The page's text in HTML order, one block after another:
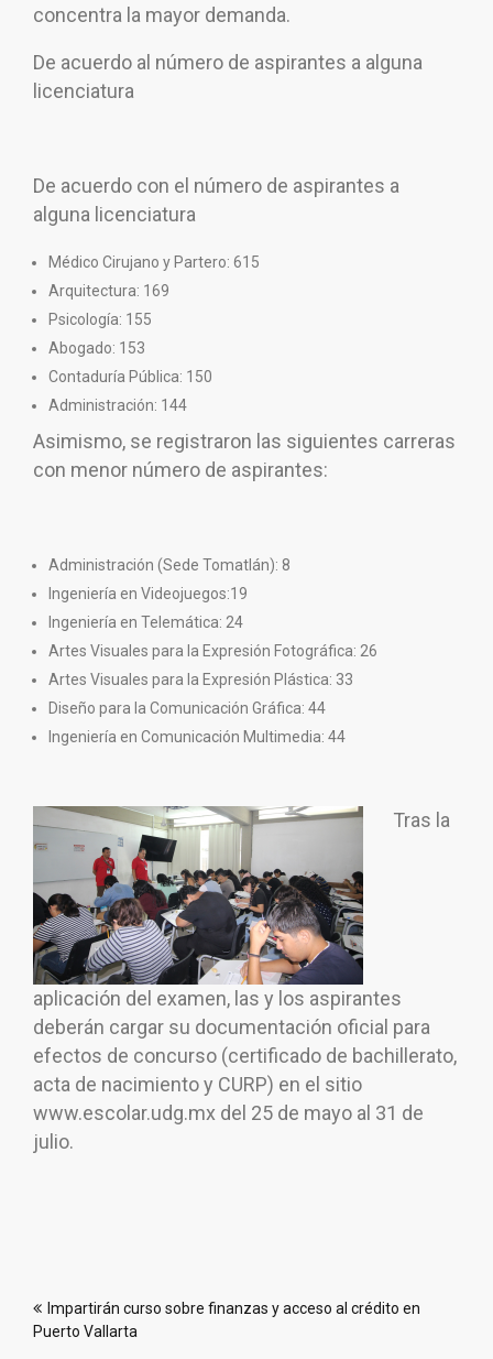
concentra la mayor demanda.
De acuerdo al número de aspirantes a alguna
licenciatura
De acuerdo con el número de aspirantes a
alguna licenciatura
Médico Cirujano y Partero: 615
Arquitectura: 169
Psicología: 155
Abogado: 153
Contaduría Pública: 150
Administración: 144
Asimismo, se registraron las siguientes carreras
con menor número de aspirantes:
Administración (Sede Tomatlán): 8
Ingeniería en Videojuegos:19
Ingeniería en Telemática: 24
Artes Visuales para la Expresión Fotográfica: 26
Artes Visuales para la Expresión Plástica: 33
Diseño para la Comunicación Gráfica: 44
Ingeniería en Comunicación Multimedia: 44
Tras la
aplicación del examen, las y los aspirantes
deberán cargar su documentación oficial para
efectos de concurso (certificado de bachillerato,
acta de nacimiento y CURP) en el sitio
www.escolar.udg.mx del 25 de mayo al 31 de
julio.
deImpartirán curso sobre finanzas y acceso al crédito en
Puerto Vallarta